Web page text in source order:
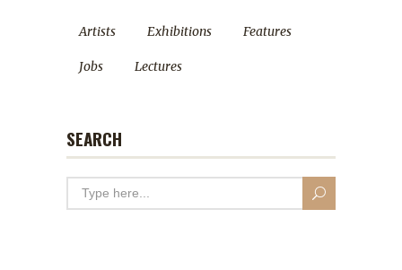
Artists Exhibitions Features
Jobs Lectures
SEARCH